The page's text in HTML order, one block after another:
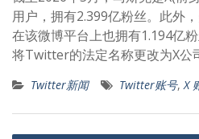
用户，拥有2.399亿粉丝。此外
在该微博平台上也拥有1.194亿
将Twitter的法定名称更改为X公
Twitter新闻 Twitter账号,X